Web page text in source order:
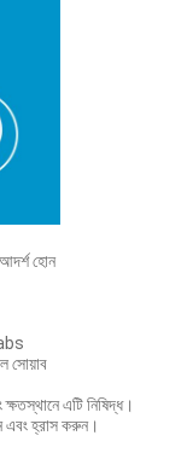
হোন
সোয়াব
এটি নিষিদ্ধ।
এবং হ্রাস করুন।